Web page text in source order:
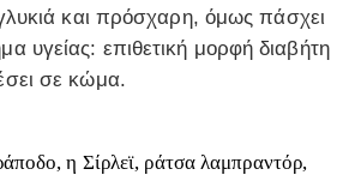
γλυκιά και πρόσχαρη, όμως πάσχει
υγείας: επιθετική μορφή διαβήτη
σε κώμα.
η Σίρλεϊ, ράτσα λαμπραντόρ,